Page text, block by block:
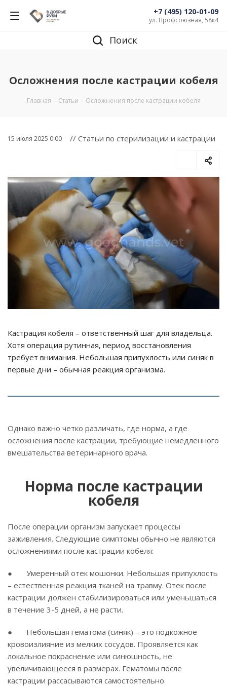
+7 (495) 120-01-09
ул. Профсоюзная, 58к4
Поиск
Осложнения после кастрации кобеля
Главная - Статьи - Осложнения после кастрации кобеля
15 июля 2025 0:00 // Статьи по стерилизации и кастрации
Кастрация кобеля – ответственный шаг для владельца.
Хотя операция рутинная, период восстановления
требует внимания. Небольшая припухлость или синяк в
первые дни – обычная реакция организма.
Однако важно четко различать, где норма, а где
осложнения после кастрации, требующие немедленного
вмешательства ветеринарного врача.
Норма после кастрации
кобеля
После операции организм запускает процессы
заживления. Следующие симптомы обычно не являются
осложнениями после кастрации кобеля:
● Умеренный отек мошонки. Небольшая припухлость
– естественная реакция тканей на травму. Отек после
кастрации должен стабилизироваться или уменьшаться
в течение 3-5 дней, а не расти.
● Небольшая гематома (синяк) – это подкожное
кровоизлияние из мелких сосудов. Проявляется как
локальное покраснение или синюшность, не
увеличивающееся в размерах. Гематомы после
кастрации рассасываются самостоятельно.